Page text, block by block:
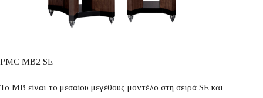
PMC MB2 SE
Το MB είναι το μεσαίου μεγέθους μοντέλο στη σειρά SE και